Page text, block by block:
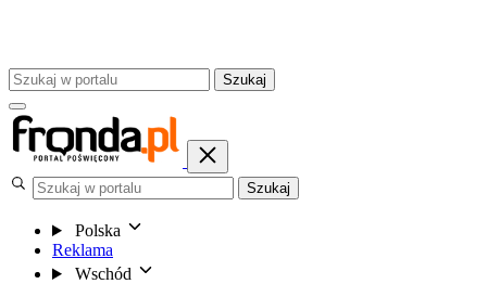
Szukaj
Szukaj
Polska
Reklama
Wschód